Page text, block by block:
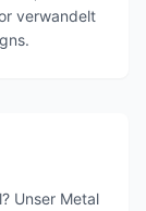
verwandelt
Unser Metal